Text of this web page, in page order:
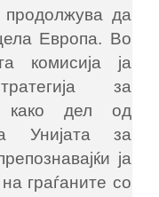
продолжува да
Европа. Во
комисија ја
за
како дел од
Унијата за
ја
граѓаните со